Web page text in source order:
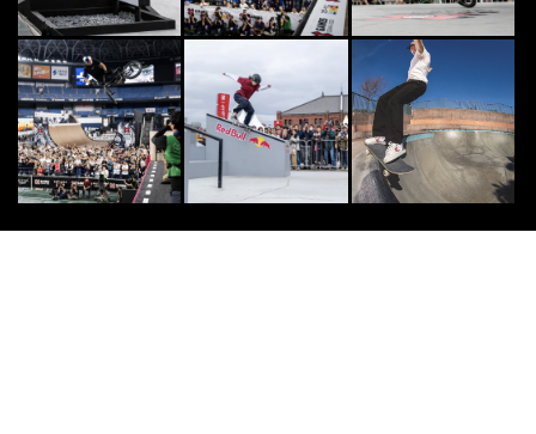
8
【快挙】フットバッグ世界大会でL
A CLASSICが2年連続表彰台入賞！
2020.8.6
9 DOUBLEDUTCH